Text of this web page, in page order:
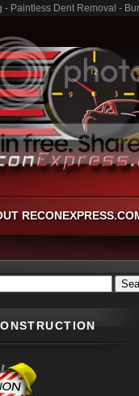
Paintless Dent Removal -